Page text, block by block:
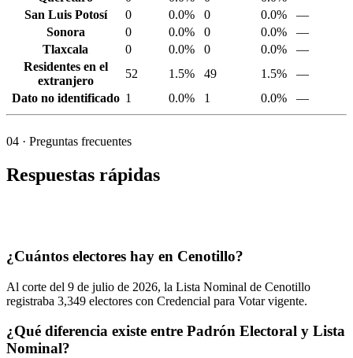
San Luis Potosí
0 0.0% 0 0.0%
—
Sonora
0 0.0% 0 0.0%
—
Tlaxcala
0 0.0% 0 0.0%
—
Residentes en el
extranjero
52 1.5% 49 1.5%
—
Dato no identificado 1 0.0% 1 0.0% —
04 · Preguntas frecuentes
Respuestas rápidas
¿Cuántos electores hay en Cenotillo?
Al corte del 9 de julio de 2026, la Lista Nominal de Cenotillo
registraba 3,349 electores con Credencial para Votar vigente.
¿Qué diferencia existe entre Padrón Electoral y Lista
Nominal?